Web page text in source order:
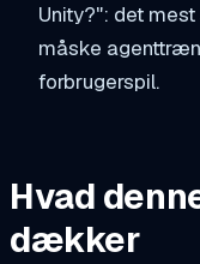
Unity?": det
måske
forbrugerspil.
Hvad
dækker